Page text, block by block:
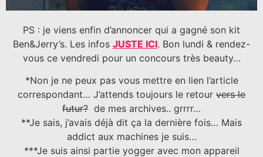
PS : je viens enfin d’annoncer qui a gagné son kit
Ben&Jerry’s. Les infos JUSTE ICI. Bon lundi & rendez-
vous ce vendredi pour un concours très beauty…
*Non je ne peux pas vous mettre en lien l’article
correspondant… J’attends toujours le retour vers le
futur? de mes archives.. grrrr…
**Je sais, j’avais déjà dit ça la dernière fois… Mais
addict aux machines je suis…
***Je suis ainsi partie yogger avec mon appareil